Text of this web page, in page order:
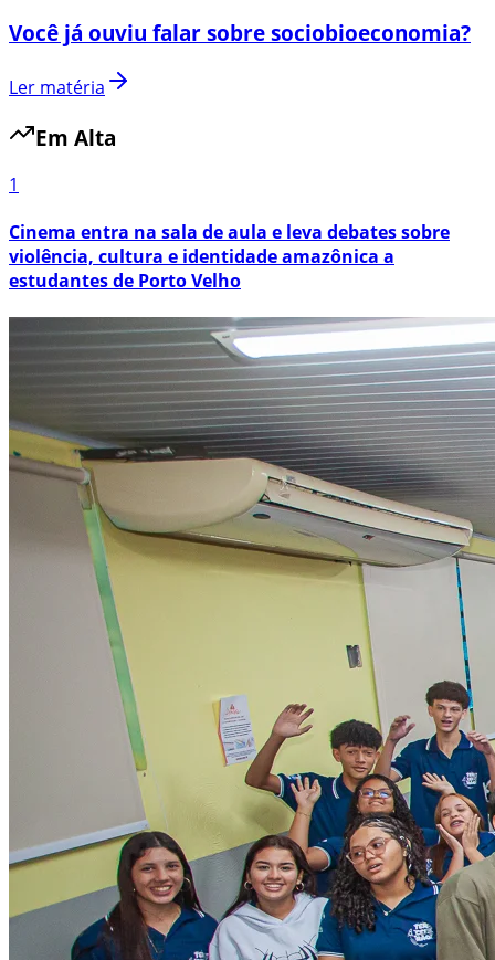
Você já ouviu falar sobre sociobioeconomia?
Ler matéria
Em Alta
1
Cinema entra na sala de aula e leva debates sobre
violência, cultura e identidade amazônica a
estudantes de Porto Velho